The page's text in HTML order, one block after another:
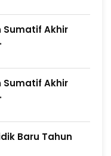
Sumatif Akhir
Sumatif Akhir
Baru Tahun